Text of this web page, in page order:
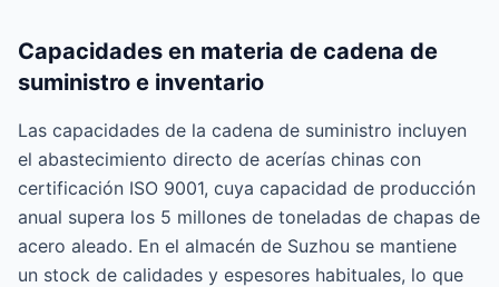
Capacidades en materia de cadena de
suministro e inventario
Las capacidades de la cadena de suministro incluyen
el abastecimiento directo de acerías chinas con
certificación ISO 9001, cuya capacidad de producción
anual supera los 5 millones de toneladas de chapas de
acero aleado. En el almacén de Suzhou se mantiene
un stock de calidades y espesores habituales, lo que